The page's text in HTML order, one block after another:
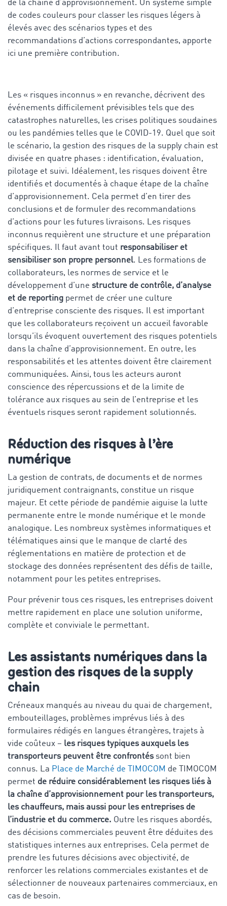
de la chaîne d’approvisionnement. Un système simple
de codes couleurs pour classer les risques légers à
élevés avec des scénarios types et des
recommandations d’actions correspondantes, apporte
ici une première contribution.
Les « risques inconnus » en revanche, décrivent des
événements difficilement prévisibles tels que des
catastrophes naturelles, les crises politiques soudaines
ou les pandémies telles que le COVID-19. Quel que soit
le scénario, la gestion des risques de la supply chain est
divisée en quatre phases : identification, évaluation,
pilotage et suivi. Idéalement, les risques doivent être
identifiés et documentés à chaque étape de la chaîne
d’approvisionnement. Cela permet d’en tirer des
conclusions et de formuler des recommandations
d’actions pour les futures livraisons. Les risques
inconnus requièrent une structure et une préparation
spécifiques. Il faut avant tout responsabiliser et
sensibiliser son propre personnel. Les formations de
collaborateurs, les normes de service et le
développement d’une structure de contrôle, d’analyse
et de reporting permet de créer une culture
d’entreprise consciente des risques. Il est important
que les collaborateurs reçoivent un accueil favorable
lorsqu’ils évoquent ouvertement des risques potentiels
dans la chaîne d’approvisionnement. En outre, les
responsabilités et les attentes doivent être clairement
communiquées. Ainsi, tous les acteurs auront
conscience des répercussions et de la limite de
tolérance aux risques au sein de l’entreprise et les
éventuels risques seront rapidement solutionnés.
Réduction des risques à l’ère
numérique
La gestion de contrats, de documents et de normes
juridiquement contraignants, constitue un risque
majeur. Et cette période de pandémie aiguise la lutte
permanente entre le monde numérique et le monde
analogique. Les nombreux systèmes informatiques et
télématiques ainsi que le manque de clarté des
réglementations en matière de protection et de
stockage des données représentent des défis de taille,
notamment pour les petites entreprises.
Pour prévenir tous ces risques, les entreprises doivent
mettre rapidement en place une solution uniforme,
complète et conviviale le permettant.
Les assistants numériques dans la
gestion des risques de la supply
chain
Créneaux manqués au niveau du quai de chargement,
embouteillages, problèmes imprévus liés à des
formulaires rédigés en langues étrangères, trajets à
vide coûteux – les risques typiques auxquels les
transporteurs peuvent être confrontéssont bien
connus. La Place de Marché de TIMOCOM de TIMOCOM
permet de réduire considérablement les risques liés à
la chaîne d’approvisionnement pour les transporteurs,
les chauffeurs, mais aussi pour les entreprises de
l’industrie et du commerce. Outre les risques abordés,
des décisions commerciales peuvent être déduites des
statistiques internes aux entreprises. Cela permet de
prendre les futures décisions avec objectivité, de
renforcer les relations commerciales existantes et de
sélectionner de nouveaux partenaires commerciaux, en
cas de besoin.